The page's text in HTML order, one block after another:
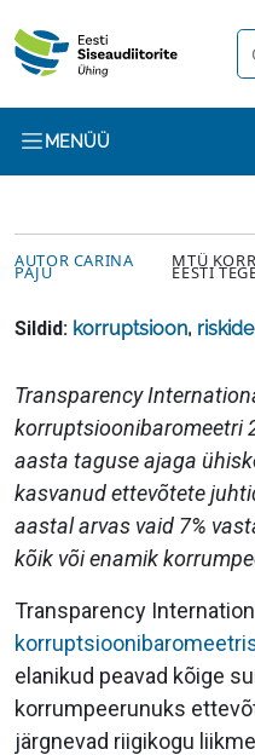
MENÜÜ
AUTOR
AUTOR CARINA
PAJU
MTÜ
EESTI
Sildid: korruptsioon,
Sisu
​Transparency
korruptsioonibaromeetri
aasta taguse ajaga
kasvanud ettevõtete
aastal arvas vaid 7%
kõik või enamik
Transparency
elanikud peavad kõige
korrumpeerunuks
järgnevad riigikogu